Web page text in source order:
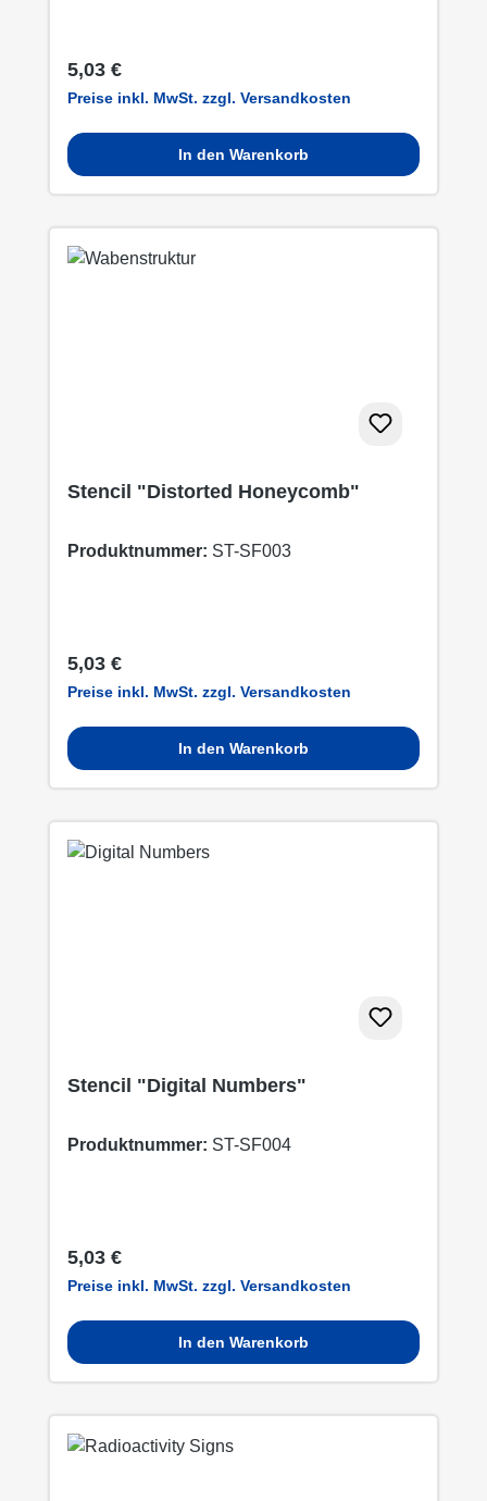
Regulärer Preis:
5,03 €
Preise inkl. MwSt. zzgl. Versandkosten
In den Warenkorb
Stencil "Distorted Honeycomb"
Produktnummer: ST-SF003
Regulärer Preis:
5,03 €
Preise inkl. MwSt. zzgl. Versandkosten
In den Warenkorb
Stencil "Digital Numbers"
Produktnummer: ST-SF004
Regulärer Preis:
5,03 €
Preise inkl. MwSt. zzgl. Versandkosten
In den Warenkorb